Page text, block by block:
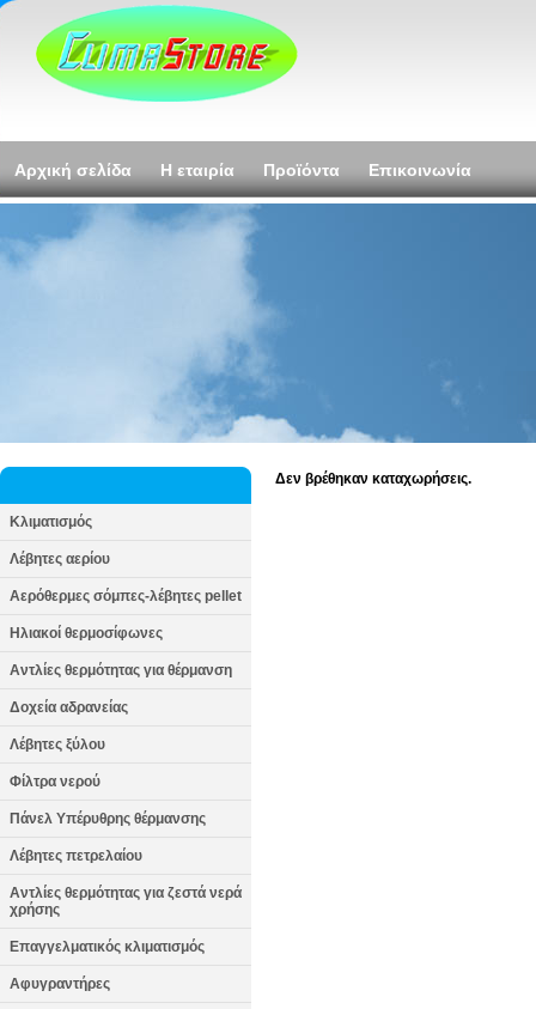
Αρχική σελίδα Η εταιρία Προϊόντα Επικοινωνία
Κλιματισμός
Λέβητες αερίου
Αερόθερμες σόμπες-λέβητες pellet
Ηλιακοί θερμοσίφωνες
Αντλίες θερμότητας για θέρμανση
Δοχεία αδρανείας
Λέβητες ξύλου
Φίλτρα νερού
Πάνελ Υπέρυθρης θέρμανσης
Λέβητες πετρελαίου
Αντλίες θερμότητας για ζεστά νερά
χρήσης
Επαγγελματικός κλιματισμός
Αφυγραντήρες
Δεν βρέθηκαν καταχωρήσεις.